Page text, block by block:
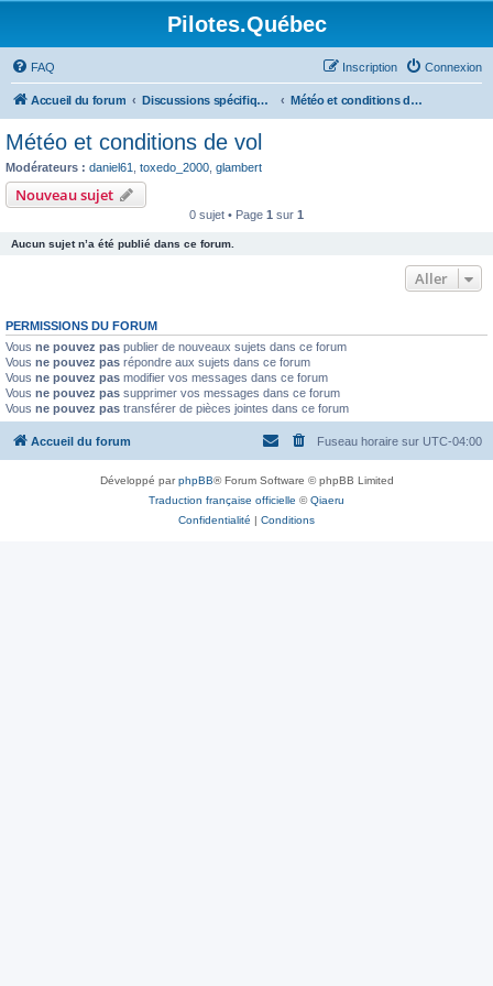
Pilotes.Québec
FAQ Connexion
Inscription
Accueil du forum Discussions spécifiques et techniques Météo et conditions de vol
Météo et conditions de vol
Modérateurs : daniel61 toxedo_2000 glambert
Nouveau sujet
0 sujet • Page 1 sur 1
Aucun sujet n’a été publié dans ce forum.
Aller
PERMISSIONS DU FORUM
Vous ne pouvez pas publier de nouveaux sujets dans ce forum
Vous ne pouvez pas répondre aux sujets dans ce forum
Vous ne pouvez pas modifier vos messages dans ce forum
Vous ne pouvez pas supprimer vos messages dans ce forum
Vous ne pouvez pas transférer de pièces jointes dans ce forum
Accueil du forum Fuseau horaire sur UTC-04:00
Développé parphpBB® Forum Software © phpBB Limited
Traduction française officielle ©Qiaeru
Confidentialité | Conditions